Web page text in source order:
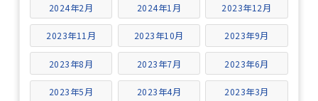
2024年2月 2024年1月 2023年12月
2023年11月 2023年10月 2023年9月
2023年8月 2023年7月 2023年6月
2023年5月 2023年4月 2023年3月